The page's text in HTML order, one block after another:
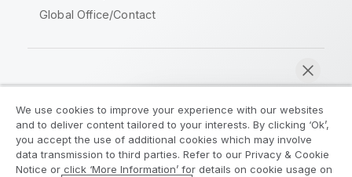
Global Office/Contact
Acuerdos legales
Condiciones del producto
Legal Policies
Política legal
We use cookies to improve your experience with our websites
and to deliver content tailored to your interests. By clicking ‘Ok’,
you accept the use of additional cookies which may involve
data transmission to third parties. Refer to our Privacy & Cookie
Notice or click ‘More Information’ for details on cookie usage on